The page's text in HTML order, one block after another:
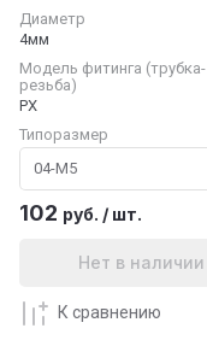
Диаметр
4мм
Модель фитинга (трубка-
резьба)
PX
Типоразмер
102 руб. / шт.
Нет в наличии
К сравнению